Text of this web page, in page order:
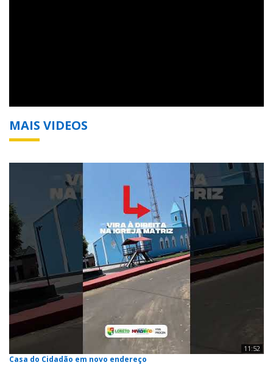
MAIS VIDEOS
11:52
Casa do Cidadão em novo endereço